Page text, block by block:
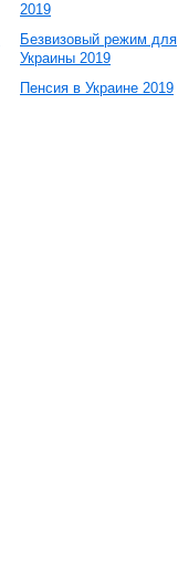
2019
Безвизовый режим для
Украины 2019
Пенсия в Украине 2019